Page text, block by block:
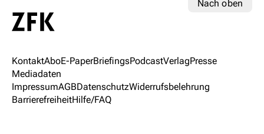
Nach oben
KontaktAboE-PaperBriefingsPodcastVerlagPresse
Mediadaten
ImpressumAGBDatenschutzWiderrufsbelehrung
BarrierefreiheitHilfe/FAQ